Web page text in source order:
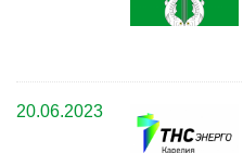
20.06.2023